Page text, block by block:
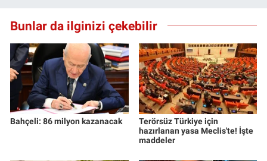
Bunlar da ilginizi çekebilir
Bahçeli: 86 milyon kazanacak
Terörsüz Türkiye için
hazırlanan yasa Meclis'te! İşte
maddeler